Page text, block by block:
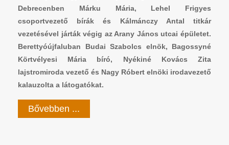
Debrecenben Márku Mária, Lehel Frigyes
csoportvezető bírák és Kálmánczy Antal titkár
vezetésével járták végig az Arany János utcai épületet.
Berettyóújfaluban Budai Szabolcs elnök, Bagossyné
Körtvélyesi Mária bíró, Nyékiné Kovács Zita
lajstromiroda vezető és Nagy Róbert elnöki irodavezető
kalauzolta a látogatókat.
Bővebben ...